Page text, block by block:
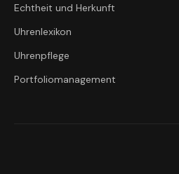
Echtheit und Herkunft
Uhrenlexikon
Uhrenpflege
Portfoliomanagement